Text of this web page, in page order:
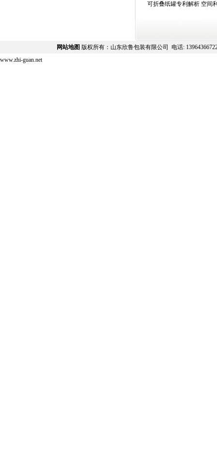
可折叠纸罐专利解析 空间
网站地图 版权所有：山东欣鲁包装有限公司 电话:
www.zhi-guan.net